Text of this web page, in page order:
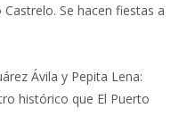
Se hacen fiestas a
Ávila y Pepita Lena:
histórico que El Puerto